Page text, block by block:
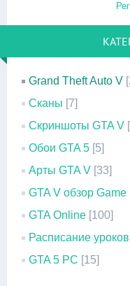
Grand Theft Auto V
Сканы [7]
Скриншоты GTA V
Обои GTA 5 [5]
Арты GTA V [33]
GTA V обзор Game
GTA Online [100]
Расписание уроков
GTA 5 PC [15]